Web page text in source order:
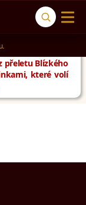
100.000 Kč.
přeletu Blízkého
které volí